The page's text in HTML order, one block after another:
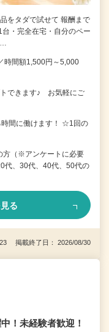
をタダで試せて 報酬まで
・完全在宅・自分のペー
…
時間額1,500円～5,000
できます♪ お気軽にご
間に働けます！ ☆1回の
方（※アンケートに必要
、30代、40代、50代の
る
掲載終了日： 2026/08/30
！未経験者歓迎！